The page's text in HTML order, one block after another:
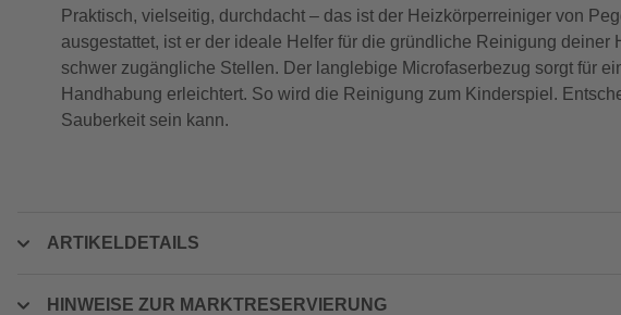
Praktisch, vielseitig, durchdacht – das ist der Heizkörperreiniger von
ausgestattet, ist er der ideale Helfer für die gründliche Reinigung
schwer zugängliche Stellen. Der langlebige Microfaserbezug sorgt für
Handhabung erleichtert. So wird die Reinigung zum Kinderspiel.
Sauberkeit sein kann.
ARTIKELDETAILS
HINWEISE ZUR MARKTRESERVIERUNG